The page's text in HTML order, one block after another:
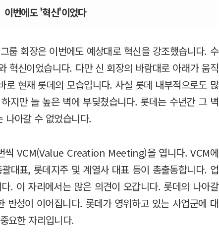
이번에도 '혁신'이었다
룹 회장은 이번에도 예상대로 혁신을 강조했습니다. 수
혁신이었습니다. 다만 신 회장의 바람대로 아래가 움직
로 현재 롯데의 모습입니다. 사실 롯데 내부적으로도 많
지만 늘 높은 벽에 부딪쳤습니다. 롯데는 수년간 그 벽
나아갈 수 없었습니다.
씩 VCM(Value Creation Meeting)을 엽니다. VCM에
대표, 롯데지주 및 계열사 대표 등이 총출동합니다. 업
. 이 자리에서는 많은 의견이 오갑니다. 롯데의 나아갈
반성이 이어집니다. 롯데가 영위하고 있는 사업군에 대
요한 자리입니다.